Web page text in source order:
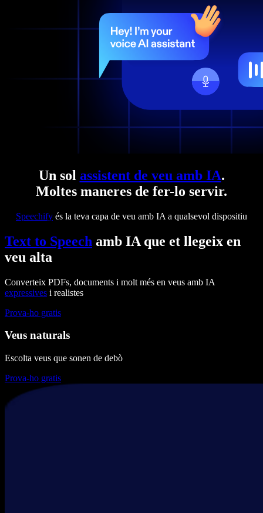
Un sol assistent de veu amb IA.
Moltes maneres de fer-lo servir.
Speechify és la teva capa de veu amb IA a qualsevol dispositiu
Text to Speech amb IA que et llegeix en
veu alta
Converteix PDFs, documents i molt més en veus amb IA
expressives i realistes
Prova-ho gratis
Veus naturals
Escolta veus que sonen de debò
Prova-ho gratis